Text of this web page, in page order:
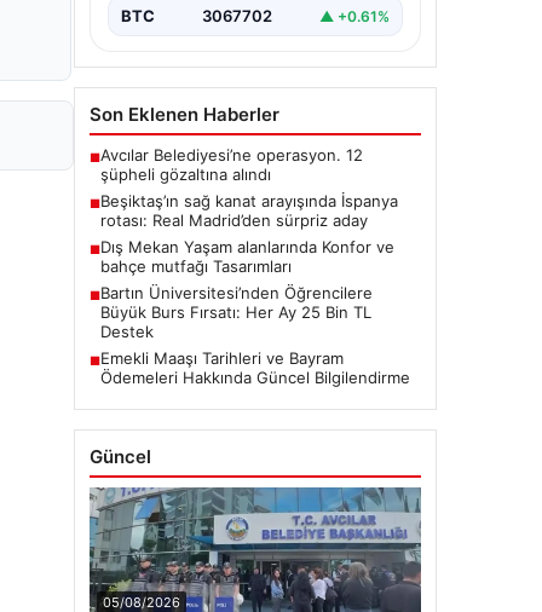
BTC 3067702 ▲ +0.61%
Son Eklenen Haberler
■Avcılar Belediyesi’ne operasyon. 12
şüpheli gözaltına alındı
■Beşiktaş’ın sağ kanat arayışında İspanya
rotası: Real Madrid’den sürpriz aday
■Dış Mekan Yaşam alanlarında Konfor ve
bahçe mutfağı Tasarımları
■Bartın Üniversitesi’nden Öğrencilere
Büyük Burs Fırsatı: Her Ay 25 Bin TL
Destek
■Emekli Maaşı Tarihleri ve Bayram
Ödemeleri Hakkında Güncel Bilgilendirme
Güncel
05/08/2026